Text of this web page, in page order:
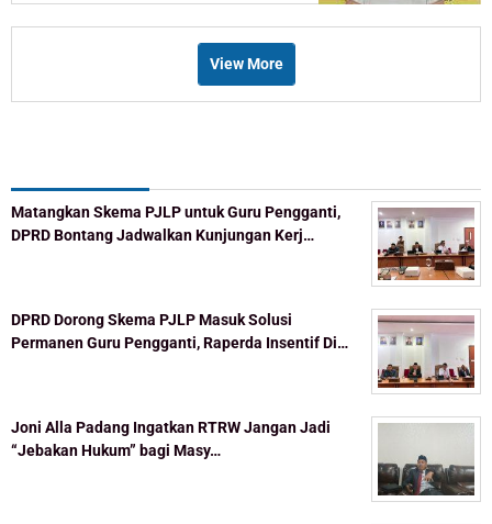
View More
Matangkan Skema PJLP untuk Guru Pengganti,
DPRD Bontang Jadwalkan Kunjungan Kerj…
DPRD Dorong Skema PJLP Masuk Solusi
Permanen Guru Pengganti, Raperda Insentif Di…
Joni Alla Padang Ingatkan RTRW Jangan Jadi
“Jebakan Hukum” bagi Masy…